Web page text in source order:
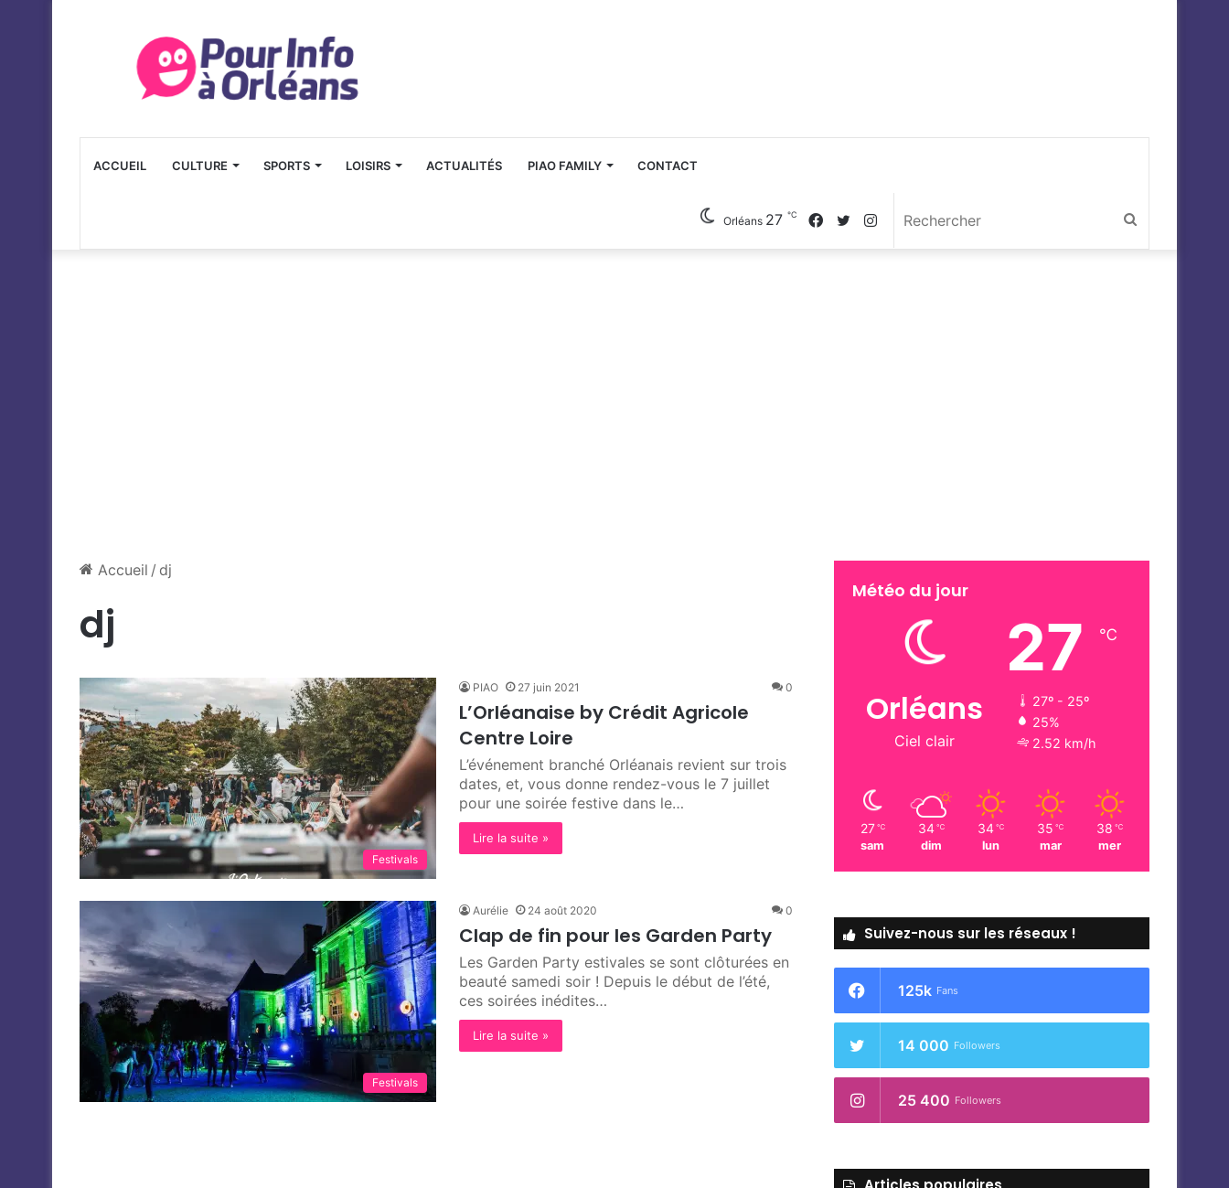
ACCUEIL CULTURE SPORTS LOISIRS ACTUALITÉS PIAO FAMILY CONTACT
Instagram
Twitter
Facebook
Orléans 27 ℃
Accueil / dj
dj
Festivals
PIAO 27 juin 2021 0
L’Orléanaise by Crédit Agricole
Centre Loire
L’événement branché Orléanais revient sur trois
dates, et, vous donne rendez-vous le 7 juillet
pour une soirée festive dans le…
Lire la suite »
Festivals
Aurélie 24 août 2020 0
Clap de fin pour les Garden Party
Les Garden Party estivales se sont clôturées en
beauté samedi soir ! Depuis le début de l’été,
ces soirées inédites…
Lire la suite »
Météo du jour
Orléans
Ciel clair
27 ℃
27º - 25º
25%
2.52 km/h
27 ℃
sam
34 ℃
dim
34 ℃
lun
35 ℃
mar
38 ℃
mer
Suivez-nous sur les réseaux !
125k Fans
14 000 Followers
25 400 Followers